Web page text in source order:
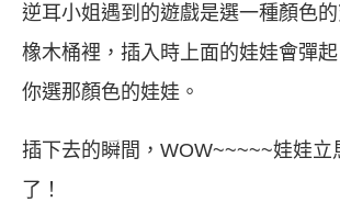
逆耳小姐遇到的遊戲是選一種顏色
橡木桶裡，插入時上面的娃娃會彈
你選那顏色的娃娃。
插下去的瞬間，WOW~~~~~娃娃立
了！